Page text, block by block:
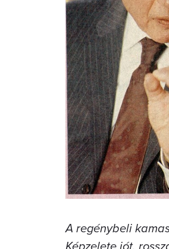
A regénybeli